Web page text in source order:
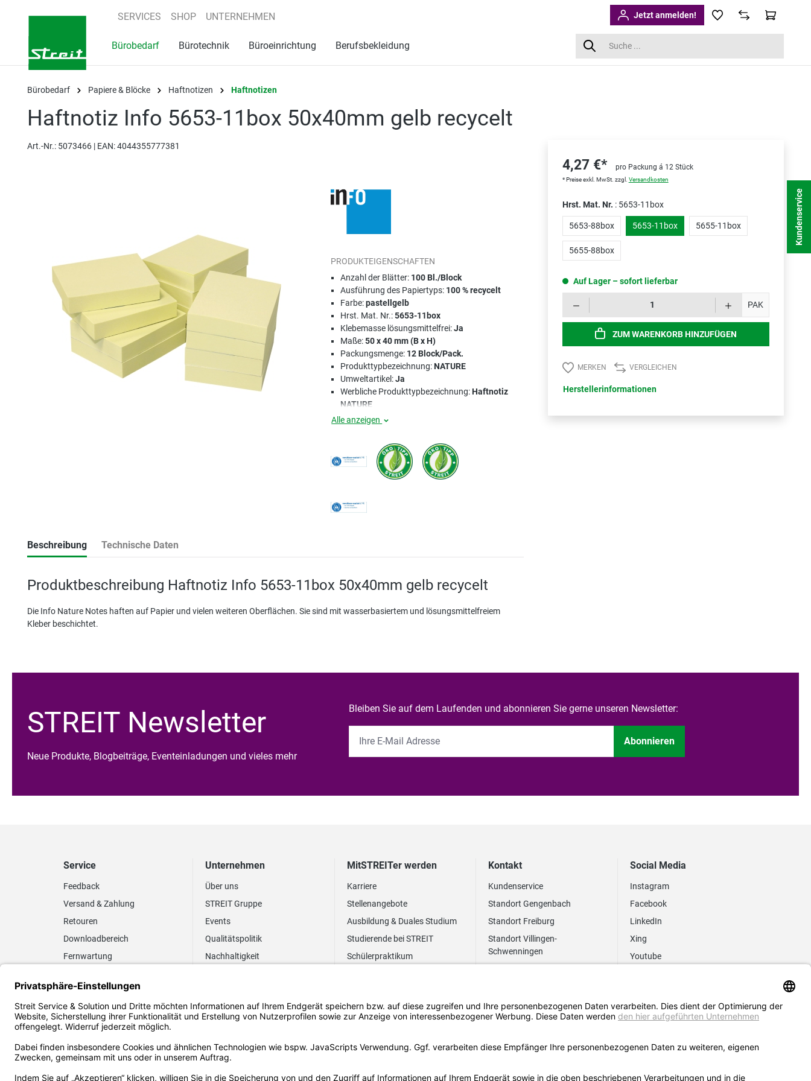
Zur Hauptnavigation springen
SERVICES SHOP UNTERNEHMEN Jetzt anmelden!
Bürobedarf Bürotechnik Büroeinrichtung Berufsbekleidung
Bürobedarf Papiere & Blöcke Haftnotizen Haftnotizen
Haftnotiz Info 5653-11box 50x40mm gelb recycelt
Art.-Nr.: 5073466 | EAN: 4044355777381
PRODUKTEIGENSCHAFTEN
Anzahl der Blätter: 100 Bl./Block
Ausführung des Papiertyps: 100 % recycelt
Farbe:pastellgelb
Hrst. Mat. Nr.:5653-11box
Klebemasse lösungsmittelfrei:Ja
Maße:50 x 40 mm (B x H)
Packungsmenge: 12 Block/Pack.
Produkttypbezeichnung:NATURE
Umweltartikel:Ja
Werbliche Produkttypbezeichnung:Haftnotiz
NATURE
Alle anzeigen
Beschreibung Technische Daten
Produktbeschreibung Haftnotiz Info 5653-11box 50x40mm gelb recycelt
Die Info Nature Notes haften auf Papier und vielen weiteren Oberflächen. Sie sind mit wasserbasiertem und lösungsmittelfreiem
Kleber beschichtet.
4,27 €* pro Packung á 12 Stück
* Preise exkl. MwSt. zzgl. Versandkosten
Hrst. Mat. Nr. : 5653-11box
5653-88box 5653-11box 5655-11box
5655-88box
Auf Lager – sofort lieferbar
PAK
ZUM WARENKORB HINZUFÜGEN
MERKEN VERGLEICHEN
Herstellerinformationen
STREIT Newsletter
Neue Produkte, Blogbeiträge, Eventeinladungen und vieles mehr
Bleiben Sie auf dem Laufenden und abonnieren Sie gerne unseren Newsletter:
Abonnieren
Service
Feedback
Versand & Zahlung
Retouren
Downloadbereich
Fernwartung
Elektronischer
Rechnungsversand
FAQ EUDR
Unternehmen
Über uns
STREIT Gruppe
Events
Qualitätspolitik
Nachhaltigkeit
MitSTREITer werden
Karriere
Stellenangebote
Ausbildung & Duales Studium
Studierende bei STREIT
Schülerpraktikum
Kontakt
Kundenservice
Standort Gengenbach
Standort Freiburg
Standort Villingen-
Schwenningen
Social Media
Instagram
Facebook
LinkedIn
Xing
Youtube
Kundenservice